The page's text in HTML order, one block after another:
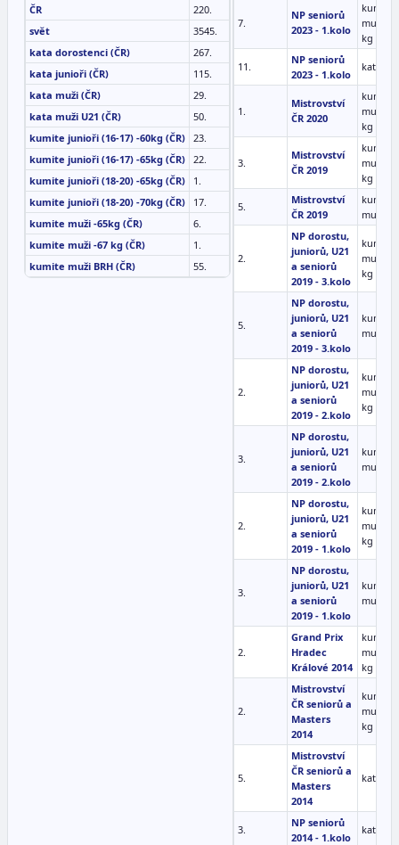
ČR
220.
svět
3545.
kata dorostenci (ČR)
267.
kata junioři (ČR)
115.
kata muži (ČR)
29.
kata muži U21 (ČR)
50.
kumite junioři (16-17) -60kg (ČR) 23.
kumite junioři (16-17) -65kg (ČR) 22.
kumite junioři (18-20) -65kg (ČR)
1.
kumite junioři (18-20) -70kg (ČR)
17.
kumite muži -65kg (ČR)
6.
kumite muži -67 kg (ČR)
1.
kumite muži BRH (ČR)
55.
7.
NP seniorů
2023 - 1.kolo
kumite
muži -
kg
11.
NP seniorů
2023 - 1.kolo
kata
1.
Mistrovství
ČR 2020
kumite
muži -
kg
3.
Mistrovství
ČR 2019
kumite
muži -
kg
5.
Mistrovství
ČR 2019
kumite
muži
2.
NP dorostu,
juniorů, U21
a seniorů
2019 - 3.kolo
kumite
muži -
kg
5.
NP dorostu,
juniorů, U21
a seniorů
2019 - 3.kolo
kumite
muži
2.
NP dorostu,
juniorů, U21
a seniorů
2019 - 2.kolo
kumite
muži -
kg
3.
NP dorostu,
juniorů, U21
a seniorů
2019 - 2.kolo
kumite
muži
2.
NP dorostu,
juniorů, U21
a seniorů
2019 - 1.kolo
kumite
muži -
kg
3.
NP dorostu,
juniorů, U21
a seniorů
2019 - 1.kolo
kumite
muži
2.
Grand Prix
Hradec
Králové 2014
kumite
muži -
kg
2.
Mistrovství
ČR seniorů a
Masters
2014
kumite
muži -
kg
5.
Mistrovství
ČR seniorů a
Masters
2014
kata
3.
NP seniorů
2014 - 1.kolo
kata